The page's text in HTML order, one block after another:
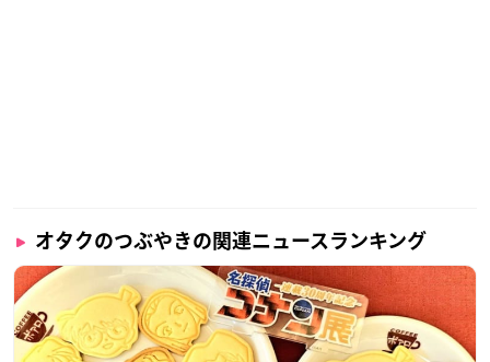
オタクのつぶやきの関連ニュースランキング